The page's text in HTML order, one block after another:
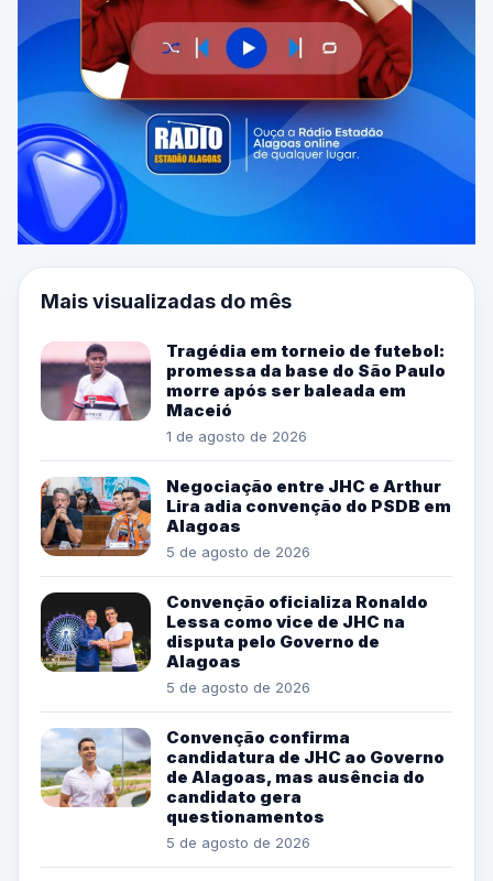
Mais visualizadas do mês
Tragédia em torneio de futebol:
promessa da base do São Paulo
morre após ser baleada em
Maceió
1 de agosto de 2026
Negociação entre JHC e Arthur
Lira adia convenção do PSDB em
Alagoas
5 de agosto de 2026
Convenção oficializa Ronaldo
Lessa como vice de JHC na
disputa pelo Governo de
Alagoas
5 de agosto de 2026
Convenção confirma
candidatura de JHC ao Governo
de Alagoas, mas ausência do
candidato gera
questionamentos
5 de agosto de 2026